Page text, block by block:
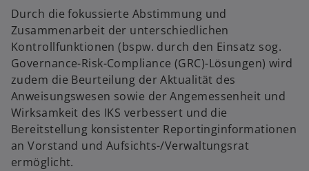
Durch die fokussierte Abstimmung und
Zusammenarbeit der unterschiedlichen
Kontrollfunktionen (bspw. durch den Einsatz sog.
Governance-Risk-Compliance (GRC)-Lösungen) wird
zudem die Beurteilung der Aktualität des
Anweisungswesen sowie der Angemessenheit und
Wirksamkeit des IKS verbessert und die
Bereitstellung konsistenter Reportinginformationen
an Vorstand und Aufsichts-/Verwaltungsrat
ermöglicht.